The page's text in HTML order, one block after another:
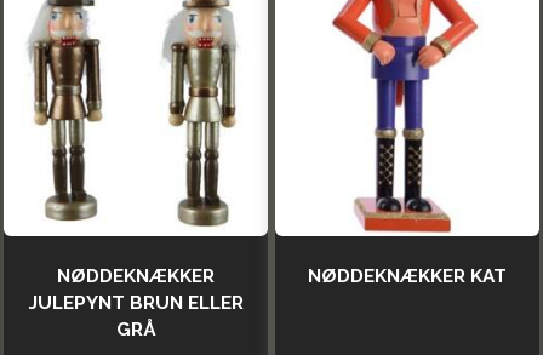
NØDDEKNÆKKER
JULEPYNT BRUN ELLER
GRÅ
NØDDEKNÆKKER KAT